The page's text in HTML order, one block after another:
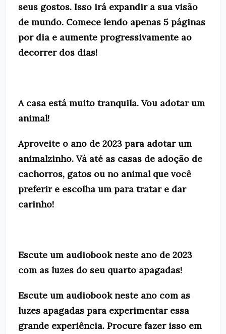
seus gostos. Isso irá expandir a sua visão
de mundo. Comece lendo apenas 5 páginas
por dia e aumente progressivamente ao
decorrer dos dias!
A casa está muito tranquila. Vou adotar um
animal!
Aproveite o ano de 2023 para adotar um
animalzinho. Vá até as casas de adoção de
cachorros, gatos ou no animal que você
preferir e escolha um para tratar e dar
carinho!
Escute um audiobook neste ano de 2023
com as luzes do seu quarto apagadas!
Escute um audiobook neste ano com as
luzes apagadas para experimentar essa
grande experiência. Procure fazer isso em